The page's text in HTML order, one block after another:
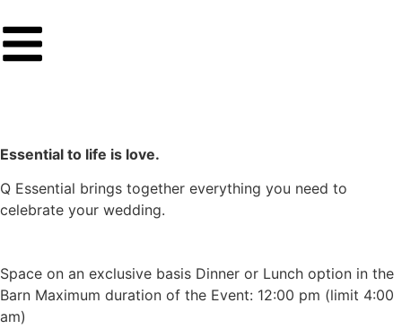
Essential to life is love.
Q Essential brings together everything you need to
celebrate your wedding.
Space on an exclusive basis Dinner or Lunch option in the
Barn Maximum duration of the Event: 12:00 pm (limit 4:00
am)